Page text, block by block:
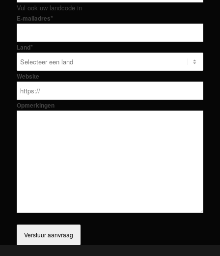
Vul ook uw landcode in
E-mailadres*
Land*
Website
Opmerkingen